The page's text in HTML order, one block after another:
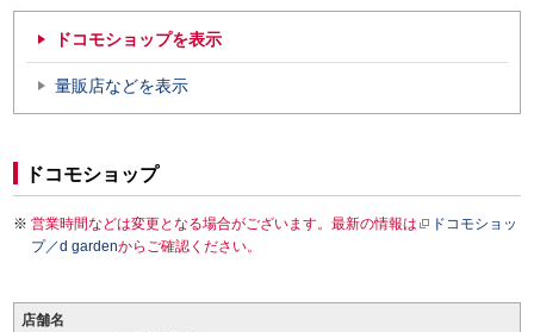
ドコモショップを表示
量販店などを表示
ドコモショップ
営業時間などは変更となる場合がございます。最新の情報は
ドコモショッ
プ／d gardenからご確認ください。
店舗名